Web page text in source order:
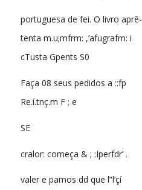
portuguesa de fei. O livro aprê-
tenta m.u;mfrm: ,’afugrafm: i
cTusta Gpents S0
Faça 08 seus pedidos a ::fp
Re.í.tnç.m F ; e
SE
cralor: começa & ; :Iperfdr’ .
valer e pamos dd que l”l’çí